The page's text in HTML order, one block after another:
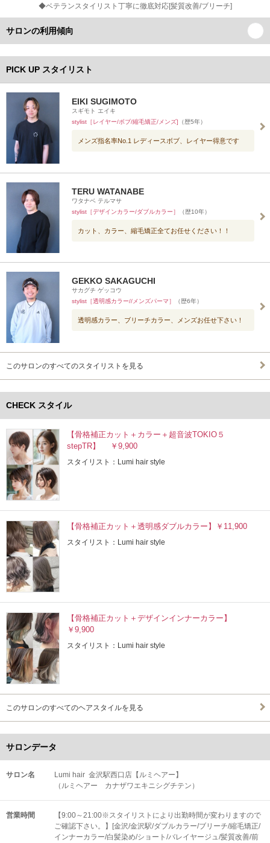
◆ベテランスタイリスト丁寧に徹底対応[髪質改善/ブリーチ]
サロンの利用傾向
PICK UP スタイリスト
EIKI SUGIMOTO
スギモト エイキ
stylist［レイヤー/ボブ/縮毛矯正/メンズ] （歴5年）
メンズ指名率No.1 レディースボブ、レイヤー得意です
TERU WATANABE
ワタナベ テルマサ
stylist［デザインカラー/ダブルカラー］
（歴10年）
カット、カラー、縮毛矯正全てお任せください！！
GEKKO SAKAGUCHI
サカグチ ゲッコウ
stylist［透明感カラー//メンズパーマ］
（歴6年）
透明感カラー、ブリーチカラー、メンズお任せ下さい！
このサロンのすべてのスタイリストを見る
CHECK スタイル
【骨格補正カット＋カラー＋超音波TOKIO５
stepTR】 ￥9,900
スタイリスト：Lumi hair style
【骨格補正カット＋透明感ダブルカラー】￥11,900
スタイリスト：Lumi hair style
【骨格補正カット＋デザインインナーカラー】
￥9,900
スタイリスト：Lumi hair style
このサロンのすべてのヘアスタイルを見る
サロンデータ
サロン名
Lumi hair 金沢駅西口店【ルミヘアー】
（ルミヘアー カナザワエキニシグチテン）
営業時間
【9:00～21:00※スタイリストにより出勤時間が変わりますので
ご確認下さい。】[金沢/金沢駅/ダブルカラー/ブリーチ/縮毛矯正/
インナーカラー/白髪染め/ショート/バレイヤージュ/髪質改善/前